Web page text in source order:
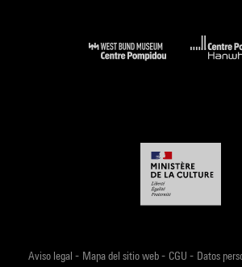
Aviso legal - Mapa del sitio web- CGU - Datos